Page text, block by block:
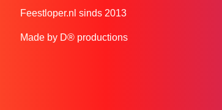
Feestloper.nl sinds 2013
Made by D® productions